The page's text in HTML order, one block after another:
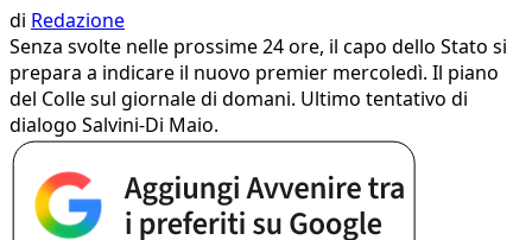
di Redazione
Senza svolte nelle prossime 24 ore, il capo dello Stato si
prepara a indicare il nuovo premier mercoledì. Il piano
del Colle sul giornale di domani. Ultimo tentativo di
dialogo Salvini-Di Maio.